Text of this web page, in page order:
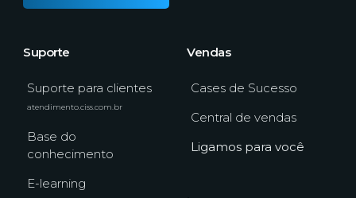
Suporte
Suporte para clientes
atendimento.ciss.com.br
Base do
conhecimento
E-learning
Vendas
Cases de Sucesso
Central de vendas
Ligamos para você